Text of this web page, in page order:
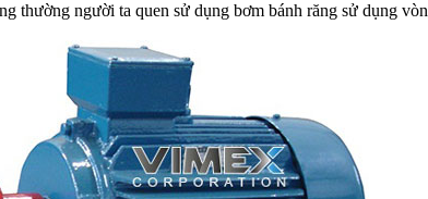
thường người ta quen sử dụng bơm bánh răng sử dụng